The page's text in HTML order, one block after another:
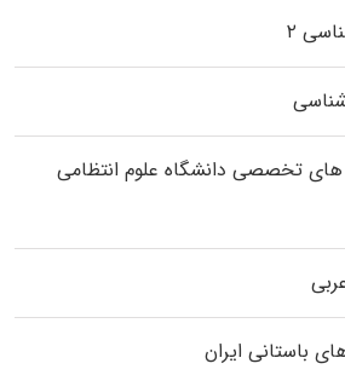
۲
تخصصی داﻧﺸﮕﺎه ﻋﻠﻮم انتظامی
باستانی ایران